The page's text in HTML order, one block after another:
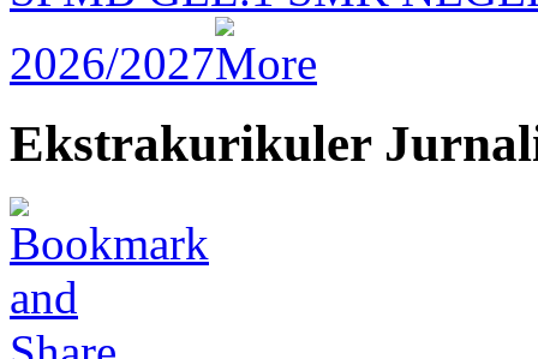
2026/2027
Ekstrakurikuler